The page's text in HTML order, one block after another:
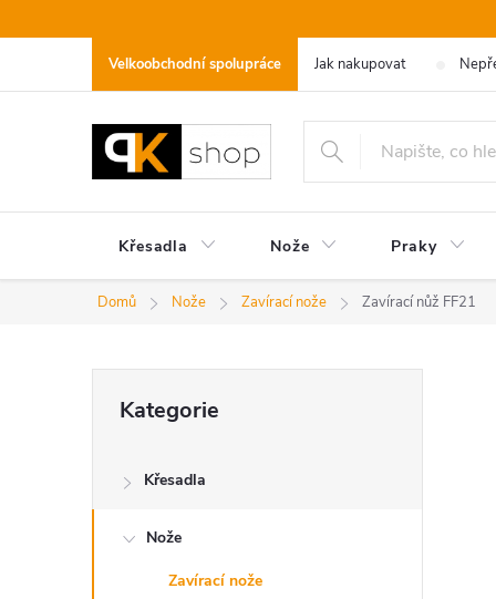
na
Velkoobchodní spolupráce Jak nakupovat
Křesadla Nože Praky
Domů Nože Zavírací nože Zavírací nůž FF21
s
kategorie
Kategorie
Křesadla
Nože
Zavírací nože